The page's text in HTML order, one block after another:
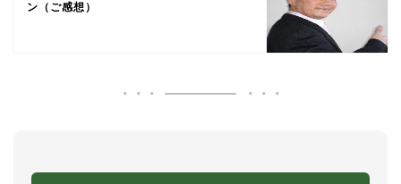
ン（ご感想）